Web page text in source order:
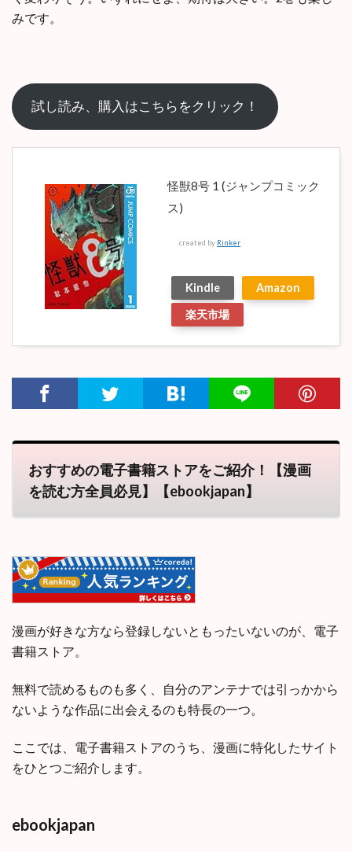
みです。
試し読み、購入はこちらをクリック！
怪獣8号 1 (ジャンプコミック
ス)
created by Rinker
Kindle
Amazon
楽天市場
おすすめの電子書籍ストアをご紹介！【漫画
を読む方全員必見】【ebookjapan】
漫画が好きな方なら登録しないともったいないのが、電子
書籍ストア。
無料で読めるものも多く、自分のアンテナでは引っかから
ないような作品に出会えるのも特長の一つ。
ここでは、電子書籍ストアのうち、漫画に特化したサイト
をひとつご紹介します。
ebookjapan